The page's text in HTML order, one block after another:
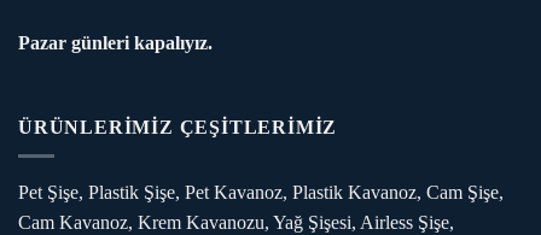
Pazar günleri kapalıyız.
ÜRÜNLERİMİZ ÇEŞİTLERİMİZ
Pet Şişe, Plastik Şişe, Pet Kavanoz, Plastik Kavanoz, Cam Şişe,
Cam Kavanoz, Krem Kavanozu, Yağ Şişesi, Airless Şişe,